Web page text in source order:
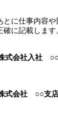
とに仕事内容
に記載します
会社入社 ○○
式会社 ○○支